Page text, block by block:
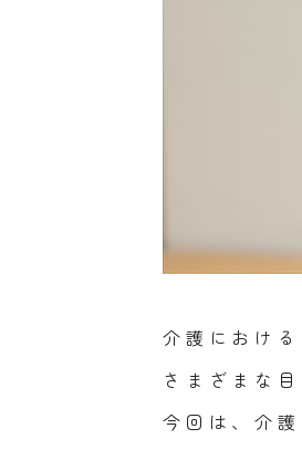
介護におけ
さまざまな
今回は、介